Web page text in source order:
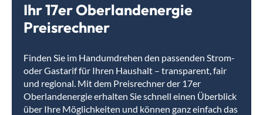
Ihr 17er Oberlandenergie
Preisrechner
Finden Sie im Handumdrehen den passenden Strom-
oder Gastarif für Ihren Haushalt – transparent, fair
und regional. Mit dem Preisrechner der 17er
Oberlandenergie erhalten Sie schnell einen Überblick
über Ihre Möglichkeiten und können ganz einfach das